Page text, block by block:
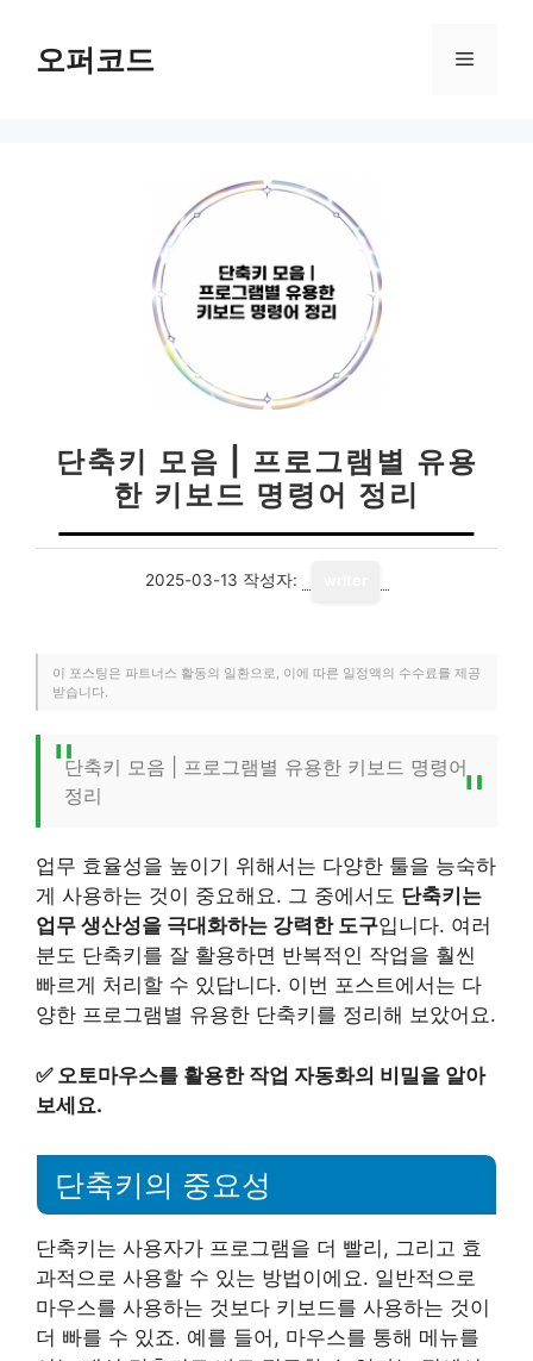
오퍼코드 메
단축키 모음 | 프로그램별 유용
한 키보드 명령어 정리
2025-03-13 작성자:
이 포스팅은 파트너스 활동의 일환으로, 이에 따른 일정액의 수수료를 제공
받습니다.
단축키 모음 | 프로그램별 유용한 키보드 명령어
정리
업무 효율성을 높이기 위해서는 다양한 툴을 능숙하
게 사용하는 것이 중요해요. 그 중에서도 단축키는
업무 생산성을 극대화하는 강력한 도구입니다. 여러
분도 단축키를 잘 활용하면 반복적인 작업을 훨씬
빠르게 처리할 수 있답니다. 이번 포스트에서는 다
양한 프로그램별 유용한 단축키를 정리해 보았어요.
✅ 오토마우스를 활용한 작업 자동화의 비밀을 알아
보세요.
단축키의 중요성
단축키는 사용자가 프로그램을 더 빨리, 그리고 효
과적으로 사용할 수 있는 방법이에요. 일반적으로
마우스를 사용하는 것보다 키보드를 사용하는 것이
더 빠를 수 있죠. 예를 들어, 마우스를 통해 메뉴를